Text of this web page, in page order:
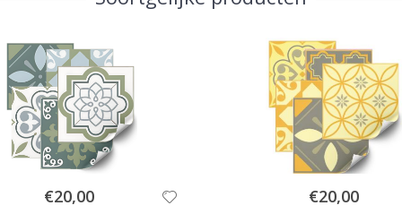
Special
Price
€20,00 Special
Price
€20,00